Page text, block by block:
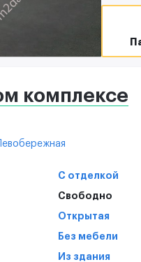
комплексе
С отделкой
Свободно
Открытая
Без мебели
Из здания